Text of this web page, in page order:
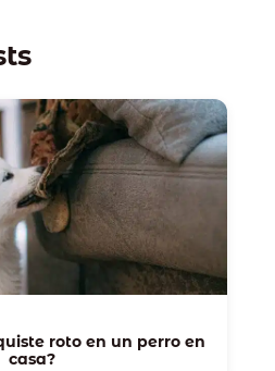
roto en un perro en
casa?